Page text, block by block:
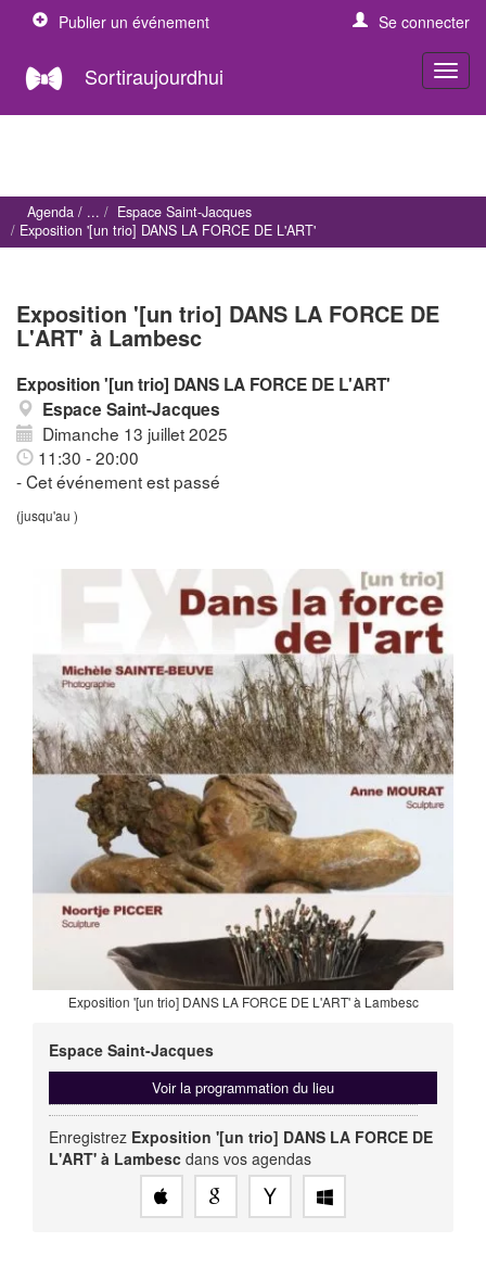
Publier un événement Se connecter
Sortiraujourdhui
Agenda
Espace Saint-Jacques
Exposition '[un trio] DANS LA FORCE DE L'ART'
Exposition '[un trio] DANS LA FORCE DE
L'ART' à Lambesc
Exposition '[un trio] DANS LA FORCE DE L'ART'
Espace Saint-Jacques
Dimanche 13 juillet 2025
11:30 - 20:00
- Cet événement est passé
(jusqu'au )
Exposition '[un trio] DANS LA FORCE DE L'ART' à Lambesc
Espace Saint-Jacques
Voir la programmation du lieu
Enregistrez Exposition '[un trio] DANS LA FORCE DE
L'ART' à Lambesc dans vos agendas